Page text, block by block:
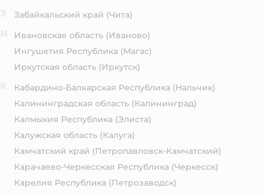
Забайкальский край (Чита)
Ивановская область (Иваново)
Ингушетия Республика (Магас)
Иркутская область (Иркутск)
Кабардино-Балкарская Республика (Нальчик)
Калининградская область (Калининград)
Калмыкия Республика (Элиста)
Калужская область (Калуга)
Камчатский край (Петропавловск-Камчатский)
Карачаево-Черкесская Республика (Черкесск)
Карелия Республика (Петрозаводск)